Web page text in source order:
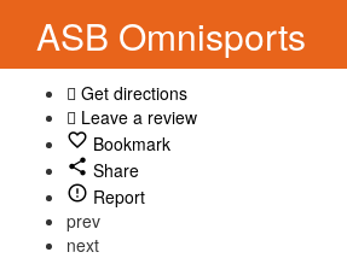
ASB Omnisports
Get directions
Leave a review
Bookmark
Share
Report
prev
next